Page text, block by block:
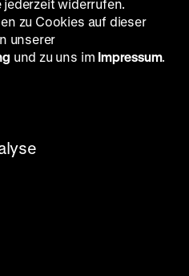
Jens Albert, Sven
Forkert, Susanne Hennig,
Klaus-Michael Kurze,
Ralf Schulze, Thomas
Wilhelm
widerrufen.
zu Cookies auf dieser
unserer
und zu uns im Impressum.